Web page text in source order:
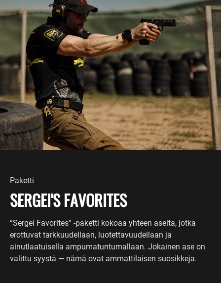
Paketti
SERGEI'S FAVORITES
“Sergei Favorites” -paketti kokoaa yhteen aseita, jotka
erottuvat tarkkuudellaan, luotettavuudellaan ja
ainutlaatuisella ampumatuntumallaan. Jokainen ase on
valittu syystä — nämä ovat ammattilaisen suosikkeja.